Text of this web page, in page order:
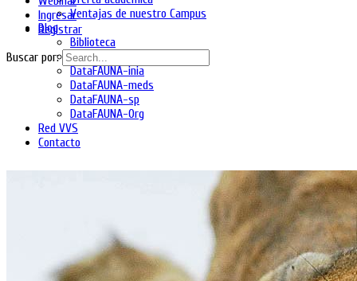
Ventajas de nuestro Campus
Blog
Biblioteca
DataFAUNA-diet
DataFAUNA-inia
DataFAUNA-meds
DataFAUNA-sp
DataFAUNA-Org
Red VVS
Contacto
Shopping Cart
Ingresar
Registrar
Buscar por: